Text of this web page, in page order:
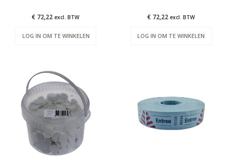
€ 72,22excl. BTW
LOG IN OM TE WINKELEN
€ 72,22 excl. BTW
LOG IN OM TE WINKELEN